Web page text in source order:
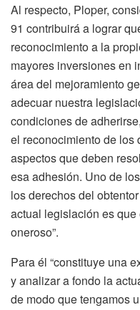
Al respecto, Ploper,
91 contribuirá a lograr
reconocimiento a la
mayores inversiones en
área del mejoramiento
adecuar nuestra
condiciones de
el reconocimiento de los
aspectos que deben
esa adhesión. Uno de
los derechos del
actual legislación es
oneroso”.
Para él “constituye una
y analizar a fondo la
de modo que tengamos